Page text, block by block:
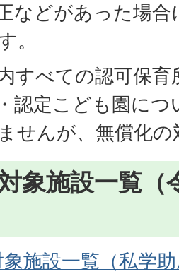
などがあった場
。
すべての認可保育
認定こども園につ
せんが、無償化の
象施設一覧（
施設一覧（私学